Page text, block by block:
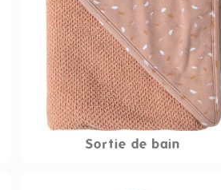
Sortie de bain